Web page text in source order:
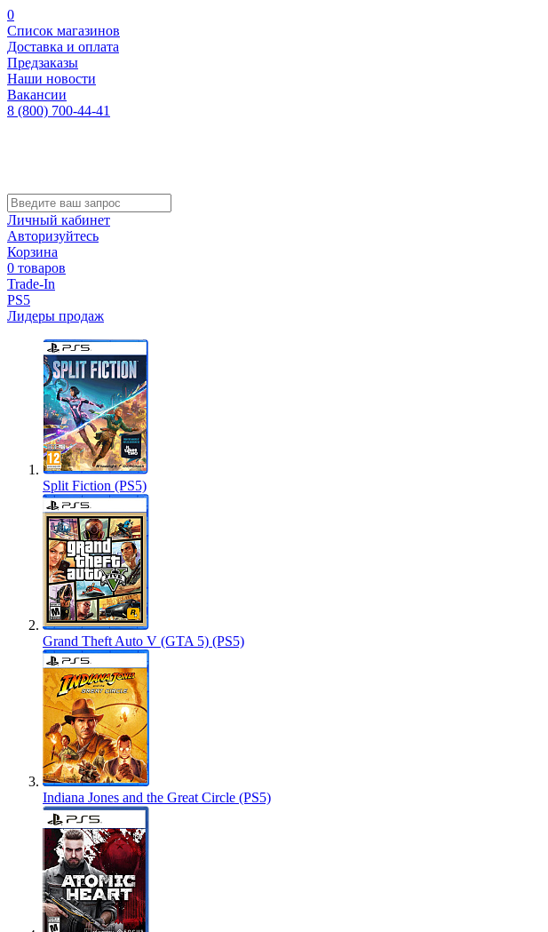
0
Список магазинов
Доставка и оплата
Предзаказы
Наши новости
Вакансии
8 (800) 700-44-41
Личный кабинет
Авторизуйтесь
Корзина
0 товаров
Trade-In
PS5
Лидеры продаж
Split Fiction (PS5)
Grand Theft Auto V (GTA 5) (PS5)
Indiana Jones and the Great Circle (PS5)